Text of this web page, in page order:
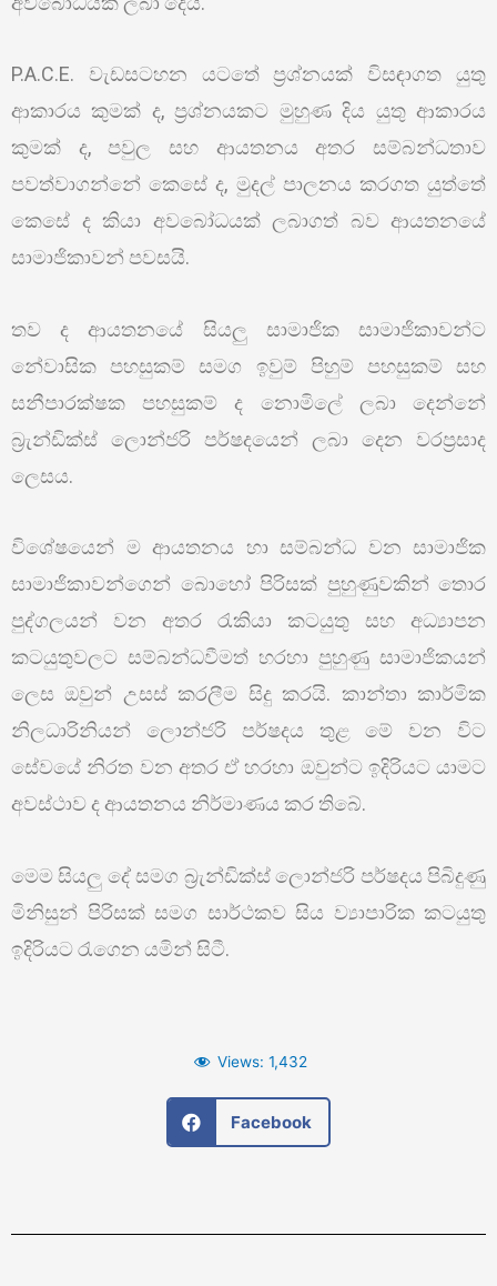
P.A.C.E. වැඩසටහන යටතේ ප්‍රශ්නයක් විසඳාගත යුතු
ආකාරය කුමක් ද, ප්‍රශ්නයකට මුහුණ දිය යුතු ආකාරය
කුමක් ද, පවුල සහ ආයතනය අතර සම්බන්ධතාව
පවත්වාගන්නේ කෙසේ ද, මුදල් පාලනය කරගත යුත්තේ
කෙසේ ද කියා අවබෝධයක් ලබාගත් බව ආයතනයේ
සාමාජිකාවන් පවසයි.
තව ද ආයතනයේ සියලු සාමාජික සාමාජිකාවන්ට
නේවාසික පහසුකම් සමග ඉවුම් පිහුම් පහසුකම් සහ
සනීපාරක්ෂක පහසුකම් ද නොමිලේ ලබා දෙන්නේ
බ්‍රැන්ඩික්ස් ලොන්ජරි පර්ෂදයෙන් ලබා දෙන වරප්‍රසාද
ලෙසය.
විශේෂයෙන් ම ආයතනය හා සම්බන්ධ වන සාමාජික
සාමාජිකාවන්ගෙන් බොහෝ පිරිසක් පුහුණුවකින් තොර
පුද්ගලයන් වන අතර රැකියා කටයුතු සහ අධ්‍යාපන
කටයුතුවලට සම්බන්ධවීමත් හරහා පුහුණු සාමාජිකයන්
ලෙස ඔවුන් උසස් කරලීම සිදු කරයි. කාන්තා කාර්මික
නිලධාරිනියන් ලොන්ජරි පර්ෂදය තුළ මේ වන විට
සේවයේ නිරත වන අතර ඒ හරහා ඔවුන්ට ඉදිරියට යාමට
අවස්ථාව ද ආයතනය නිර්මාණය කර තිබේ.
මෙම සියලු දේ සමග බ්‍රැන්ඩික්ස් ලොන්ජරි පර්ෂදය පිබිදුණු
මිනිසුන් පිරිසක් සමග සාර්ථකව සිය ව්‍යාපාරික කටයුතු
ඉදිරියට රැගෙන යමින් සිටී.
Views: 1,432
Facebook